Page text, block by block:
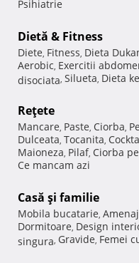
Psihiatrie
Dietă & Fitness
Diete, Fitness, Dieta
Aerobic, Exercitii
disociata, Silueta, Dieta
Reţete
Mancare, Paste, Ciorba,
Dulceata, Tocanita,
Maioneza, Pilaf, Ciorba
Ce mancam azi
Casă şi familie
Mobila bucatarie,
Dormitoare, Design
singura, Gravide, Femei